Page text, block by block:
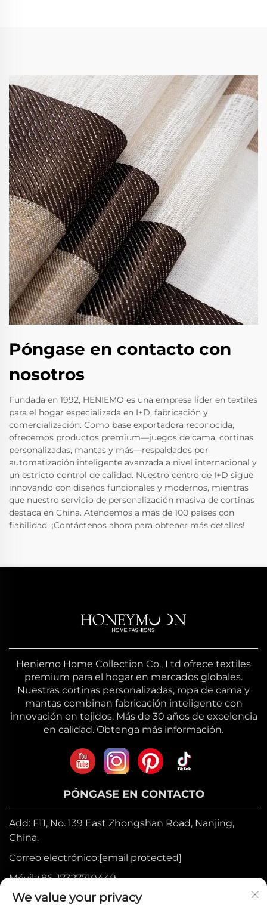
Póngase en contacto con
nosotros
Fundada en 1992, HENIEMO es una empresa líder en textiles
para el hogar especializada en I+D, fabricación y
comercialización. Como base exportadora reconocida,
ofrecemos productos premium—juegos de cama, cortinas
personalizadas, mantas y más—respaldados por
automatización inteligente avanzada a nivel internacional y
un estricto control de calidad. Nuestro centro de I+D sigue
innovando con diseños funcionales y modernos, mientras
que nuestro servicio de personalización masiva de cortinas
destaca en China. Atendemos a más de 100 países con
fiabilidad. ¡Contáctenos ahora para obtener más detalles!
Heniemo Home Collection Co., Ltd ofrece textiles
premium para el hogar en mercados globales.
Nuestras cortinas personalizadas, ropa de cama y
mantas combinan fabricación inteligente con
innovación en tejidos. Más de 30 años de excelencia
en calidad. Obtenga más información.
PÓNGASE EN CONTACTO
Add: F11, No. 139 East Zhongshan Road, Nanjing,
China.
Correo electrónico:[email protected]
Móvil:+86-17327710449
Tel:+86-025-84573776
We value your privacy